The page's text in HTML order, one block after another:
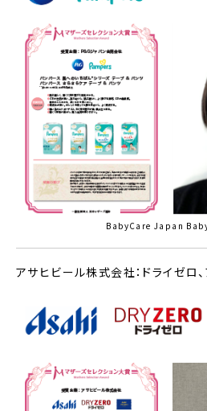
BabyCare Japan
アサヒビール株式会社：ドライゼロ